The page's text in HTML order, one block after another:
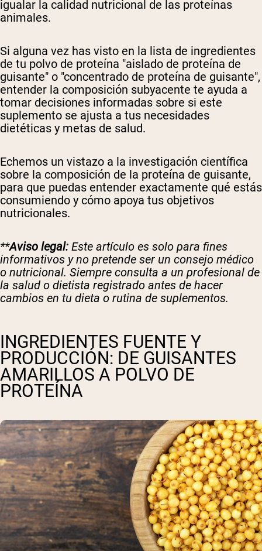
igualar la calidad nutricional de las proteínas
animales.
Si alguna vez has visto en la lista de ingredientes
de tu polvo de proteína "aislado de proteína de
guisante" o "concentrado de proteína de guisante",
entender la composición subyacente te ayuda a
tomar decisiones informadas sobre si este
suplemento se ajusta a tus necesidades
dietéticas y metas de salud.
Echemos un vistazo a la investigación científica
sobre la composición de la proteína de guisante,
para que puedas entender exactamente qué estás
consumiendo y cómo apoya tus objetivos
nutricionales.
**Aviso legal: Este artículo es solo para fines
informativos y no pretende ser un consejo médico
o nutricional. Siempre consulta a un profesional de
la salud o dietista registrado antes de hacer
cambios en tu dieta o rutina de suplementos.
INGREDIENTES FUENTE Y
PRODUCCIÓN: DE GUISANTES
AMARILLOS A POLVO DE
PROTEÍNA